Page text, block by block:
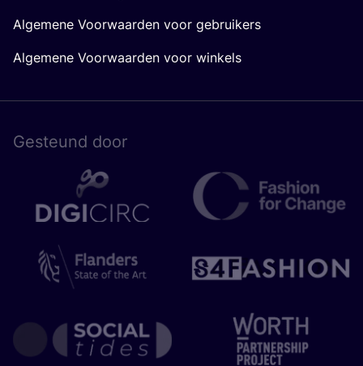
Algemene Voorwaarden voor gebruikers
Algemene Voorwaarden voor winkels
Gesteund door